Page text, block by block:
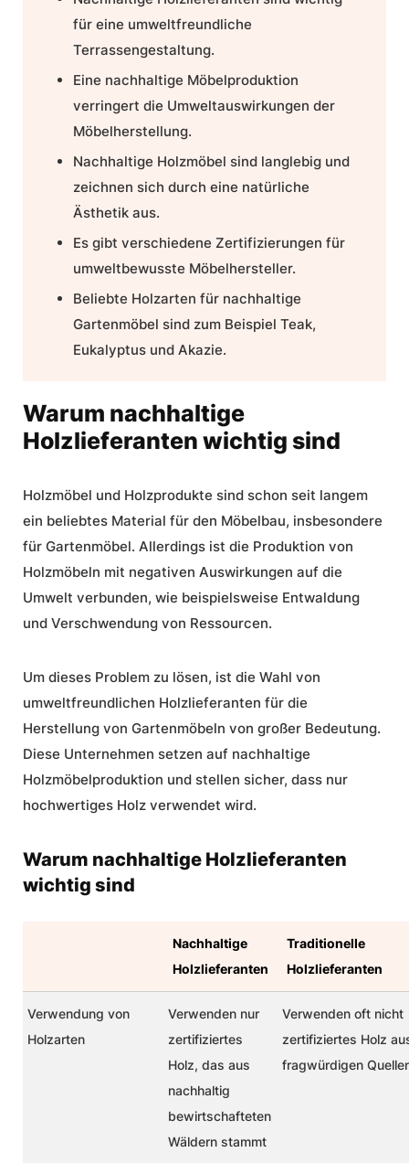
für eine umweltfreundliche
Terrassengestaltung.
Eine nachhaltige Möbelproduktion
verringert die Umweltauswirkungen der
Möbelherstellung.
Nachhaltige Holzmöbel sind langlebig und
zeichnen sich durch eine natürliche
Ästhetik aus.
Es gibt verschiedene Zertifizierungen für
umweltbewusste Möbelhersteller.
Beliebte Holzarten für nachhaltige
Gartenmöbel sind zum Beispiel Teak,
Eukalyptus und Akazie.
Warum nachhaltige
Holzlieferanten wichtig sind
Holzmöbel und Holzprodukte sind schon seit langem
ein beliebtes Material für den Möbelbau, insbesondere
für Gartenmöbel. Allerdings ist die Produktion von
Holzmöbeln mit negativen Auswirkungen auf die
Umwelt verbunden, wie beispielsweise Entwaldung
und Verschwendung von Ressourcen.
Um dieses Problem zu lösen, ist die Wahl von
umweltfreundlichen Holzlieferanten für die
Herstellung von Gartenmöbeln von großer Bedeutung.
Diese Unternehmen setzen auf nachhaltige
Holzmöbelproduktion und stellen sicher, dass nur
hochwertiges Holz verwendet wird.
Warum nachhaltige Holzlieferanten
wichtig sind
Nachhaltige
Holzlieferanten
Traditionelle
Holzlieferanten
Verwendung von
Holzarten
Verwenden nur
zertifiziertes
Holz, das aus
nachhaltig
bewirtschafteten
Wäldern stammt
Verwenden oft nicht
zertifiziertes Holz
fragwürdigen